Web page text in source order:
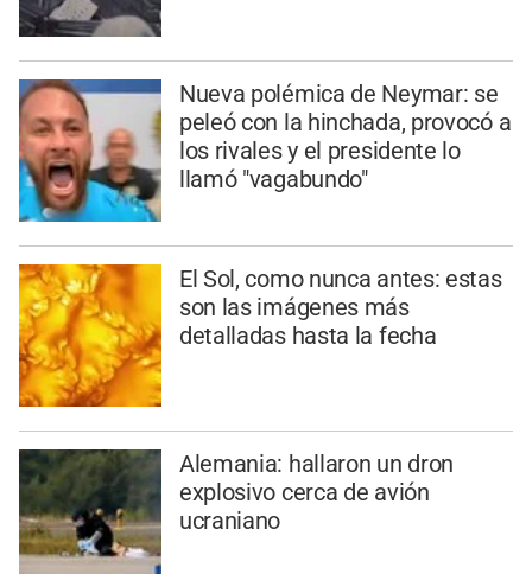
Nueva polémica de Neymar: se
peleó con la hinchada, provocó a
los rivales y el presidente lo
llamó "vagabundo"
El Sol, como nunca antes: estas
son las imágenes más
detalladas hasta la fecha
Alemania: hallaron un dron
explosivo cerca de avión
ucraniano